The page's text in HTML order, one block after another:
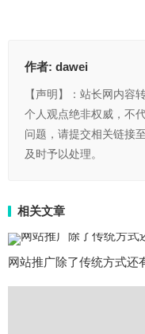
作者: dawei
【声明】：站长网内容
个人观点绝非权威，不
问题，请提交相关链接
及时予以处理。
相关文章
网站推广除了传统方式还